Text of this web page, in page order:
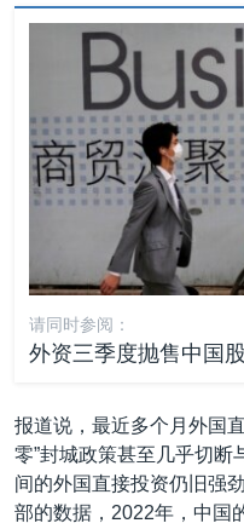
请同时参阅：
外资三季度抛售中国
报道说，最近多个月外国
零”封城政策甚至几乎切断
间的外国直接投资仍旧强
部的数据，2022年，中国